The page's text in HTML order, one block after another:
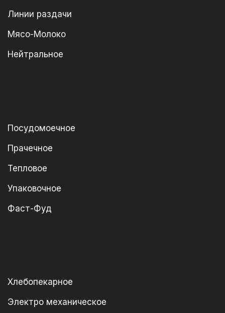
Линии раздачи
Мясо-Молоко
Нейтральное
Посудомоечное
Прачечное
Тепловое
Упаковочное
Фаст-Фуд
Хлебопекарное
Электро механическое